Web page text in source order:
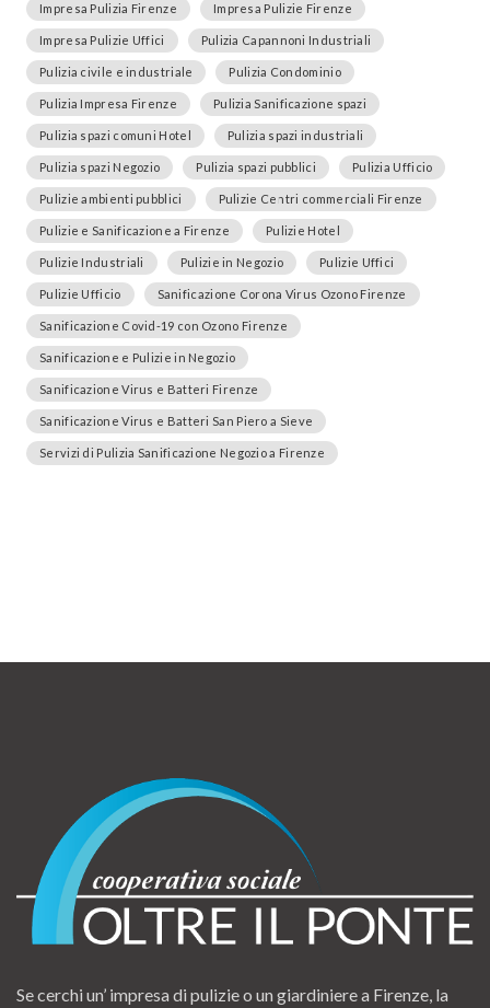
Impresa Pulizia Firenze Impresa Pulizie Firenze
Impresa Pulizie Uffici Pulizia Capannoni Industriali
Pulizia civile e industriale Pulizia Condominio
Pulizia Impresa Firenze Pulizia Sanificazione spazi
Pulizia spazi comuni Hotel Pulizia spazi industriali
Pulizia spazi Negozio Pulizia spazi pubblici Pulizia Ufficio
Pulizie ambienti pubblici Pulizie Centri commerciali Firenze
Pulizie e Sanificazione a Firenze Pulizie Hotel
Pulizie Industriali Pulizie in Negozio Pulizie Uffici
Pulizie Ufficio Sanificazione Corona Virus Ozono Firenze
Sanificazione Covid-19 con Ozono Firenze
Sanificazione e Pulizie in Negozio
Sanificazione Virus e Batteri Firenze
Sanificazione Virus e Batteri San Piero a Sieve
Servizi di Pulizia Sanificazione Negozio a Firenze
Se cerchi un’ impresa di pulizie o un giardiniere a Firenze, la